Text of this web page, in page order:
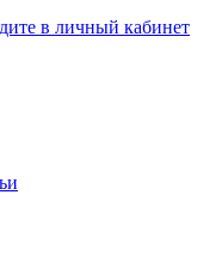
в личный кабинет